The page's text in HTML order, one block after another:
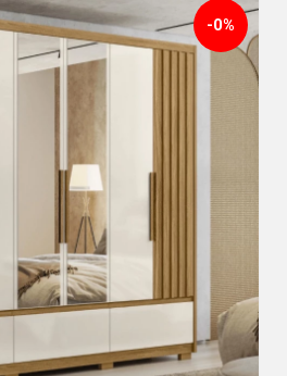
-0%